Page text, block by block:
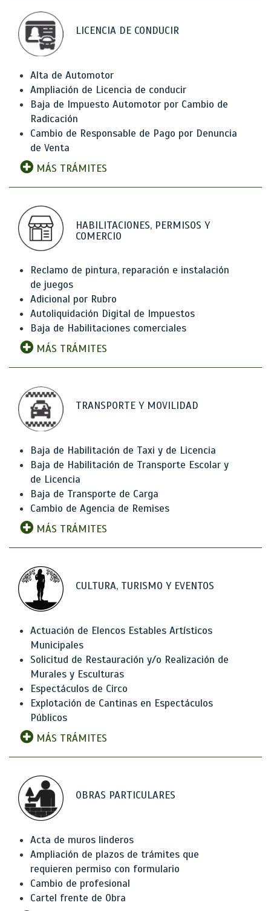
LICENCIA DE CONDUCIR
Alta de Automotor
Ampliación de Licencia de conducir
Baja de Impuesto Automotor por Cambio de
Radicación
Cambio de Responsable de Pago por Denuncia
de Venta
MÁS TRÁMITES
HABILITACIONES, PERMISOS Y
COMERCIO
Reclamo de pintura, reparación e instalación
de juegos
Adicional por Rubro
Autoliquidación Digital de Impuestos
Baja de Habilitaciones comerciales
MÁS TRÁMITES
TRANSPORTE Y MOVILIDAD
Baja de Habilitación de Taxi y de Licencia
Baja de Habilitación de Transporte Escolar y
de Licencia
Baja de Transporte de Carga
Cambio de Agencia de Remises
MÁS TRÁMITES
CULTURA, TURISMO Y EVENTOS
Actuación de Elencos Estables Artísticos
Municipales
Solicitud de Restauración y/o Realización de
Murales y Esculturas
Espectáculos de Circo
Explotación de Cantinas en Espectáculos
Públicos
MÁS TRÁMITES
OBRAS PARTICULARES
Acta de muros linderos
Ampliación de plazos de trámites que
requieren permiso con formulario
Cambio de profesional
Cartel frente de Obra